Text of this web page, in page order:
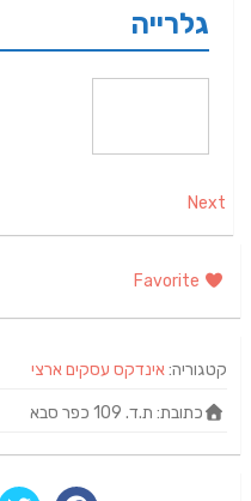
גלרייה
Next
קטגוריה:אינדקס עסקים ארצי
כתובת: ת.ד. 109 כפר סבא